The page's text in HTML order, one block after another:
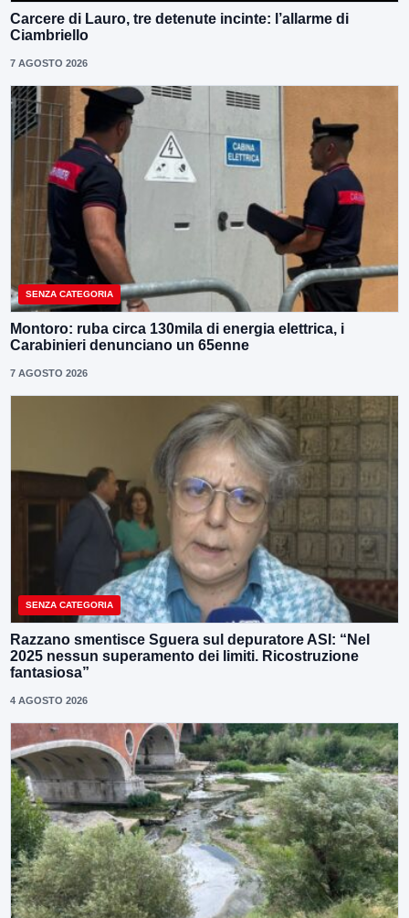
Carcere di Lauro, tre detenute incinte: l’allarme di
Ciambriello
7 AGOSTO 2026
SENZA CATEGORIA
Montoro: ruba circa 130mila di energia elettrica, i
Carabinieri denunciano un 65enne
7 AGOSTO 2026
SENZA CATEGORIA
Razzano smentisce Sguera sul depuratore ASI: “Nel
2025 nessun superamento dei limiti. Ricostruzione
fantasiosa”
4 AGOSTO 2026